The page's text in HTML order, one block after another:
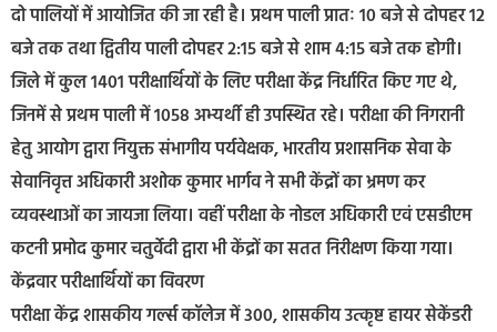
दो पालियों में आयोजित की जा रही है। प्रथम पाली प्रातः 10 बजे से दोपहर 12
बजे तक तथा द्वितीय पाली दोपहर 2:15 बजे से शाम 4:15 बजे तक होगी।
जिले में कुल 1401 परीक्षार्थियों के लिए परीक्षा केंद्र निर्धारित किए गए थे,
जिनमें से प्रथम पाली में 1058 अभ्यर्थी ही उपस्थित रहे। परीक्षा की निगरानी
हेतु आयोग द्वारा नियुक्त संभागीय पर्यवेक्षक, भारतीय प्रशासनिक सेवा के
सेवानिवृत्त अधिकारी अशोक कुमार भार्गव ने सभी केंद्रों का भ्रमण कर
व्यवस्थाओं का जायजा लिया। वहीं परीक्षा के नोडल अधिकारी एवं एसडीएम
कटनी प्रमोद कुमार चतुर्वेदी द्वारा भी केंद्रों का सतत निरीक्षण किया गया।
केंद्रवार परीक्षार्थियों का विवरण
परीक्षा केंद्र शासकीय गर्ल्स कॉलेज में 300, शासकीय उत्कृष्ट हायर सेकेंडरी